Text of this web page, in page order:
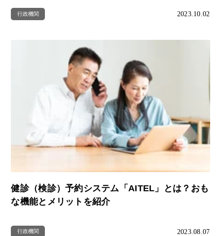
行政機関 2023.10.02
健診（検診）予約システム「AITEL」とは？おも
な機能とメリットを紹介
行政機関 2023.08.07